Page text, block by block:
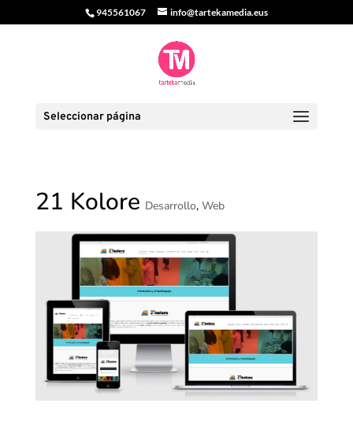
945561067 info@tartekamedia.eus
Seleccionar página
21 Kolore Desarrollo, Web